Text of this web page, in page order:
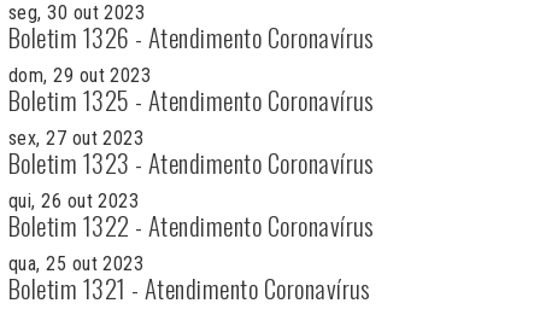
seg, 30 out 2023
Boletim 1326 - Atendimento Coronavírus
dom, 29 out 2023
Boletim 1325 - Atendimento Coronavírus
sex, 27 out 2023
Boletim 1323 - Atendimento Coronavírus
qui, 26 out 2023
Boletim 1322 - Atendimento Coronavírus
qua, 25 out 2023
Boletim 1321 - Atendimento Coronavírus